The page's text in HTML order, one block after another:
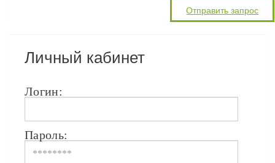
Личный кабинет
Логин:
Пароль: